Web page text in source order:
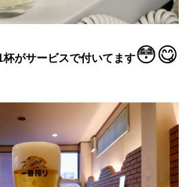
杯がサービスで付いてます😳😋